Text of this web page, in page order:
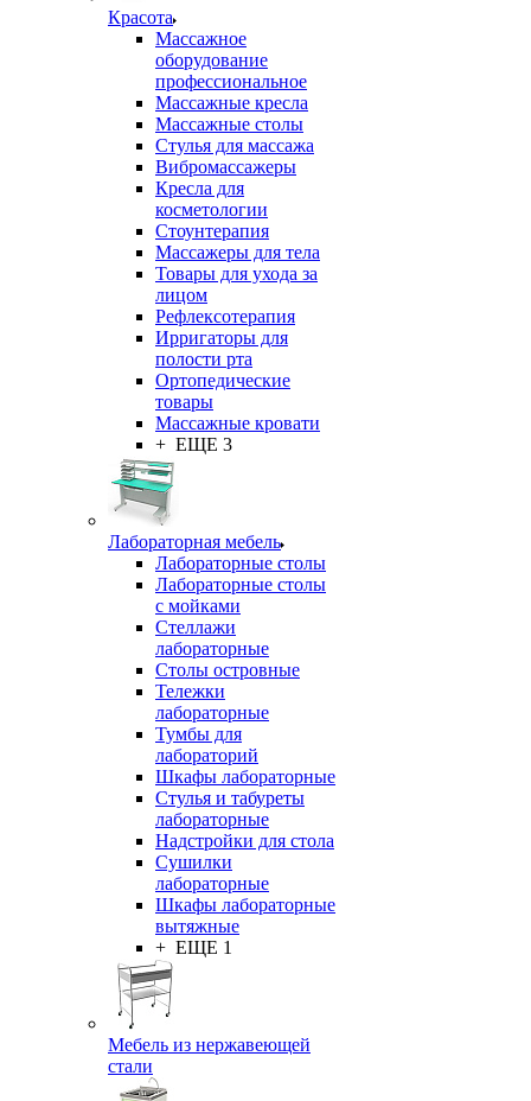
Красота
Массажное
оборудование
профессиональное
Массажные кресла
Массажные столы
Стулья для массажа
Вибромассажеры
Кресла для
косметологии
Стоунтерапия
Массажеры для тела
Товары для ухода за
лицом
Рефлексотерапия
Ирригаторы для
полости рта
Ортопедические
товары
Массажные кровати
+ ЕЩЕ 3
Лабораторная мебель
Лабораторные столы
Лабораторные столы
с мойками
Стеллажи
лабораторные
Столы островные
Тележки
лабораторные
Тумбы для
лабораторий
Шкафы лабораторные
Стулья и табуреты
лабораторные
Надстройки для стола
Сушилки
лабораторные
Шкафы лабораторные
вытяжные
+ ЕЩЕ 1
Мебель из нержавеющей
стали